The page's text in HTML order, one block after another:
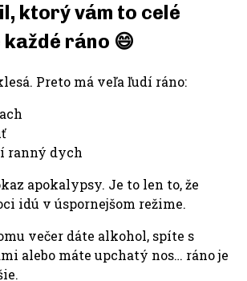
ktorý vám to celé
ráno 😄
Preto má veľa ľudí ráno:
ranný dych
apokalypsy. Je to len to, že
idú v úspornejšom režime.
večer dáte alkohol, spíte s
alebo máte upchatý nos… ráno je